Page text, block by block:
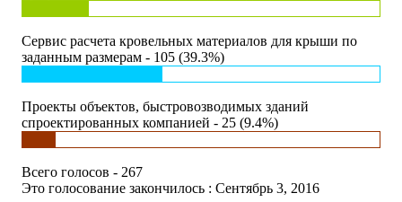
Сервис расчета кровельных материалов для крыши по
заданным размерам - 105 (39.3%)
Проекты объектов, быстровозводимых зданий
спроектированных компанией - 25 (9.4%)
Всего голосов - 267
Это голосование закончилось : Сентябрь 3, 2016